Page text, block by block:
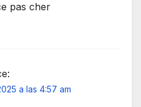
pas cher
a las 4:57 am